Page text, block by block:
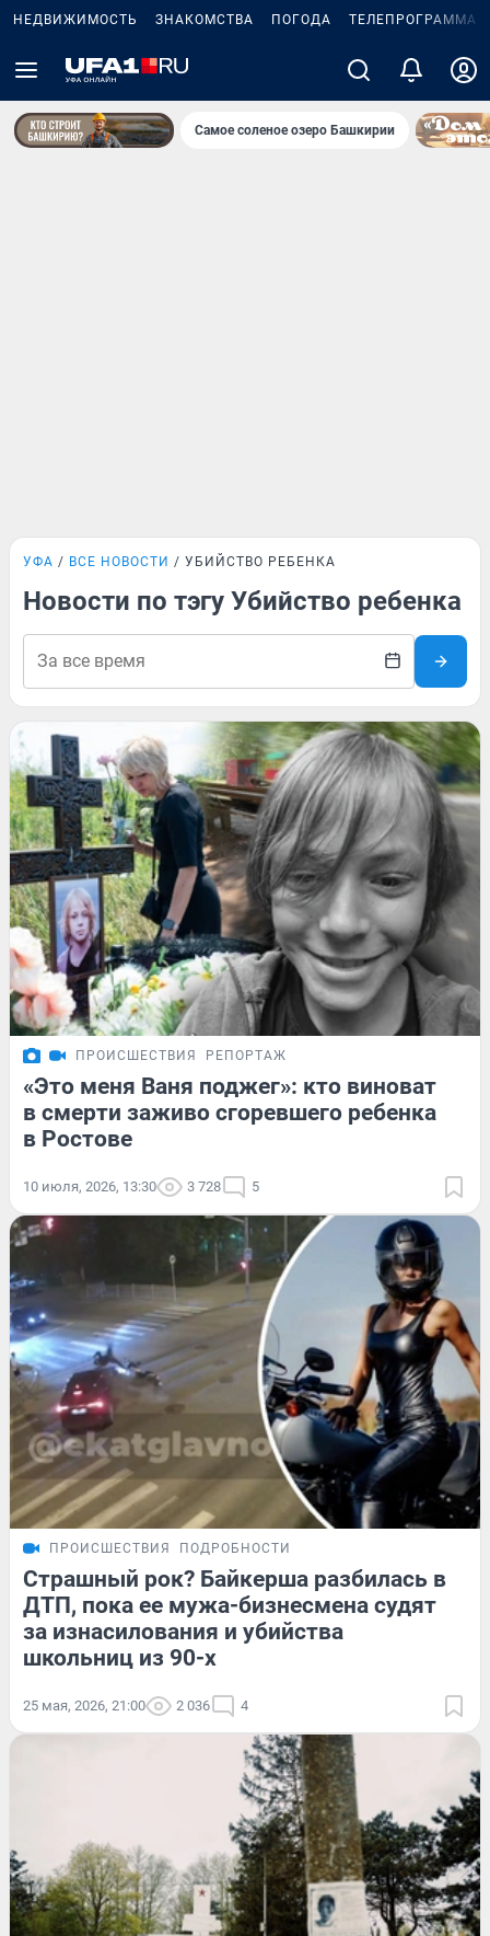
НЕДВИЖИМОСТЬ ЗНАКОМСТВА ПОГОДА ТЕЛЕПРОГРАММА
Самое соленое озеро Башкирии
УФА ВСЕ НОВОСТИ УБИЙСТВО РЕБЕНКА
Новости по тэгу Убийство ребенка
ПРОИСШЕСТВИЯ РЕПОРТАЖ
«Это меня Ваня поджег»: кто виноват
в смерти заживо сгоревшего ребенка
в Ростове
10 июля, 2026, 13:30 3 728 5
ПРОИСШЕСТВИЯ ПОДРОБНОСТИ
Страшный рок? Байкерша разбилась в
ДТП, пока ее мужа-бизнесмена судят
за изнасилования и убийства
школьниц из 90-х
25 мая, 2026, 21:00 2 036 4